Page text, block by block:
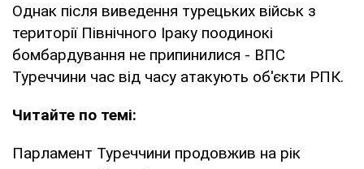
Однак після виведення турецьких військ з
території Північного Іраку поодинокі
бомбардування не припинилися - ВПС
Туреччини час від часу атакують об'єкти РПК.
Читайте по темі:
Парламент Туреччини продовжив на рік